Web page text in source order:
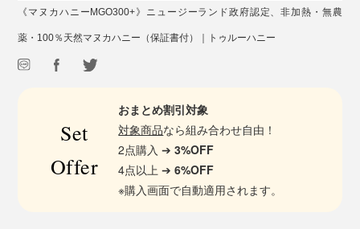
《マヌカハニーMGO300+》ニュージーランド政府認定、非加熱・無農
薬・100％天然マヌカハニー（保証書付）｜トゥルーハニー
Set
Offer
おまとめ割引対象
対象商品なら組み合わせ自由！
2点購入 ➔3%OFF
4点以上 ➔6%OFF
※購入画面で自動適用されます。